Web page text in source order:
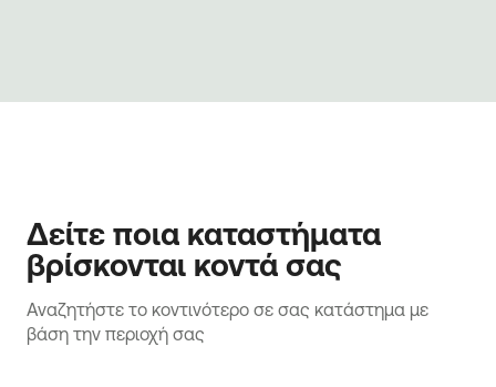
Δείτε ποια καταστήματα
βρίσκονται κοντά σας
Αναζητήστε το κοντινότερο σε σας κατάστημα με
βάση την περιοχή σας